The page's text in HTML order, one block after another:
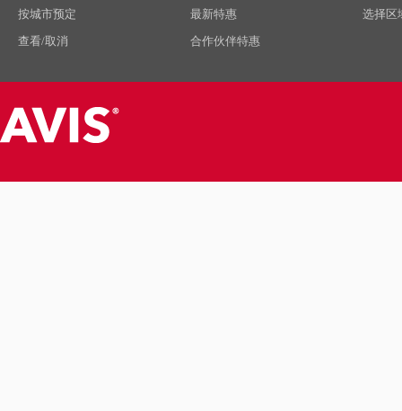
按城市预定
查看/取消
最新特惠
合作伙伴特惠
选择区